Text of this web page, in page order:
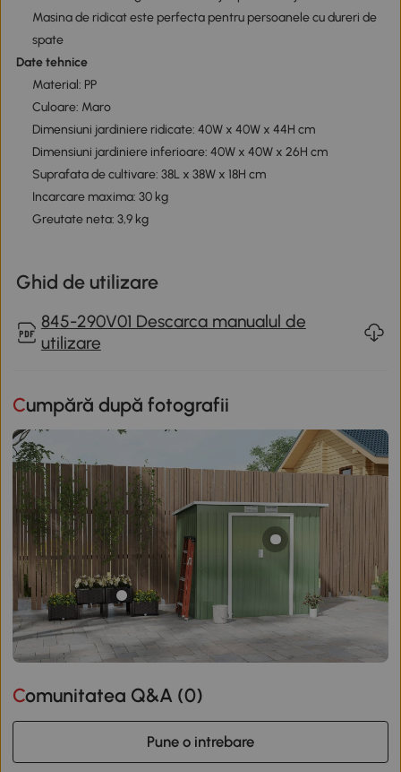
Masina de ridicat este perfecta pentru persoanele cu dureri de
spate
Date tehnice
Material: PP
Culoare: Maro
Dimensiuni jardiniere ridicate: 40W x 40W x 44H cm
Dimensiuni jardiniere inferioare: 40W x 40W x 26H cm
Suprafata de cultivare: 38L x 38W x 18H cm
Incarcare maxima: 30 kg
Greutate neta: 3,9 kg
Ghid de utilizare
845-290V01 Descarca manualul de
utilizare
Cumpără după fotografii
Comunitatea Q&A (0)
Pune o intrebare